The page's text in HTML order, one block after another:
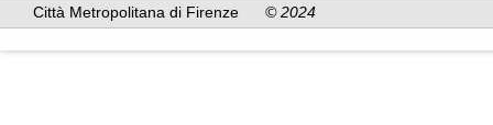
Città Metropolitana di Firenze © 2024